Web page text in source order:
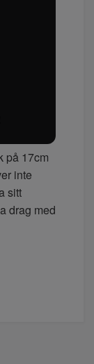
på 17cm
inte
sitt
drag med